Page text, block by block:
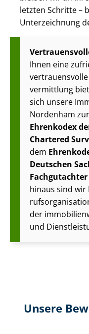
letzten Schritte –
Unterzeichnung
Ihnen eine
vermittlung
sich unsere
Nordenham
Ehrenkodex
Chartered
dem
Deutschen
Fachgutachter
hinaus sind wir
der
und
Unsere